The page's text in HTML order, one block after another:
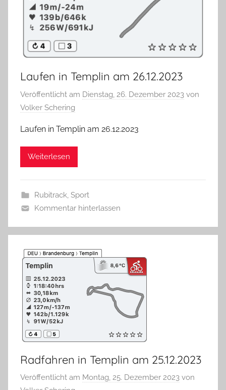
Laufen in Templin am 26.12.2023
Veröffentlicht am Dienstag, 26. Dezember 2023 von
Volker Schering
Laufen in Templin am 26.12.2023
Weiterlesen
Rubitrack, Sport
Kommentar hinterlassen
Radfahren in Templin am 25.12.2023
Veröffentlicht am Montag, 25. Dezember 2023 von